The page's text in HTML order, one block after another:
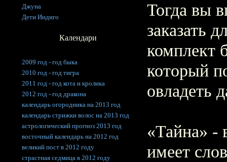
Тогда вы
заказать
комплект
который
овладеть
«Тайна» -
имеет
Джуна
Дети Индиго
Календари
2009 год - год быка
2010 год - год тигра
2011 год - год кота и кролика
2012 год - год дракона
календарь огородника на 2013 год
календарь стрижки волос на 2013 год
астрологический прогноз 2013 год
восточный календарь на 2012 год
великий пост в 2012 году
страстная седмица в 2012 году